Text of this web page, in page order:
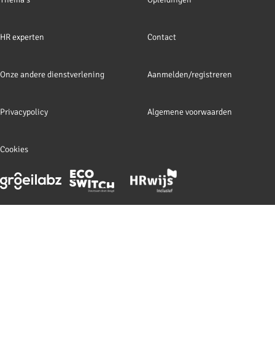
HR experten Contact
Onze andere dienstverlening Aanmelden/registreren
Privacypolicy Algemene voorwaarden
Cookies